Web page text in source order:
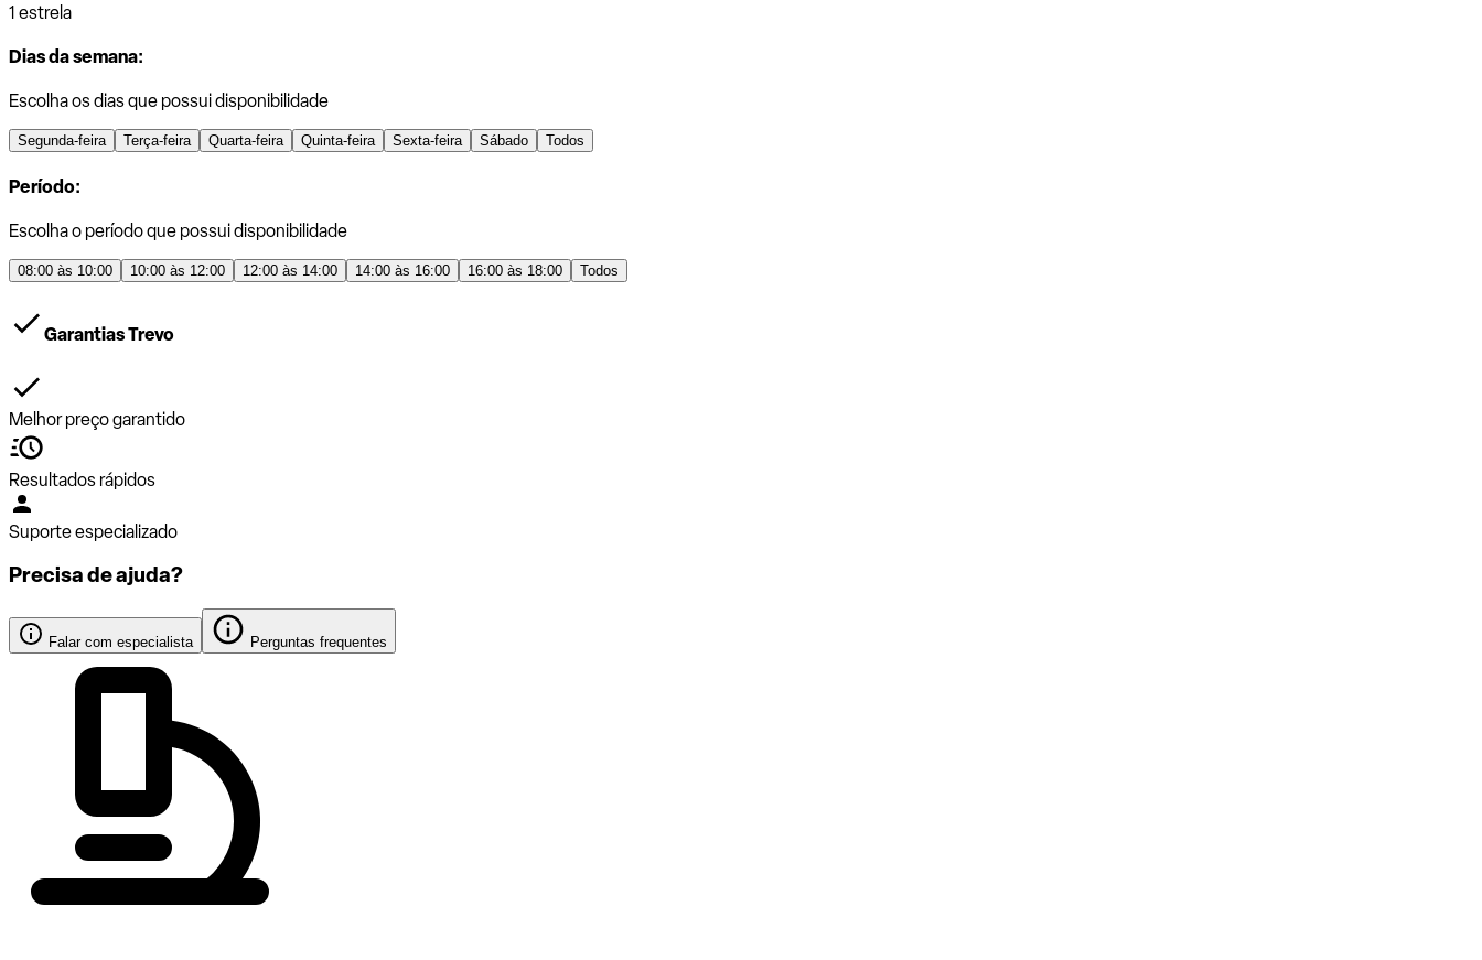
1 estrela
Dias da semana:
Escolha os dias que possui disponibilidade
Segunda-feira Terça-feira Quarta-feira Quinta-feira Sexta-feira Sábado Todos
Período:
Escolha o período que possui disponibilidade
08:00 às 10:00 10:00 às 12:00 12:00 às 14:00 14:00 às 16:00 16:00 às 18:00 Todos
Garantias Trevo
Melhor preço garantido
Resultados rápidos
Suporte especializado
Precisa de ajuda?
Falar com especialista Perguntas frequentes